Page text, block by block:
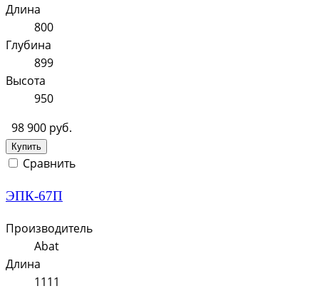
Длина
800
Глубина
899
Высота
950
98 900 руб.
Купить
Сравнить
ЭПК-67П
Производитель
Abat
Длина
1111